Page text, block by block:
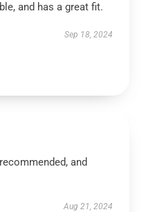
and has a great fit.
Sep 18, 2024
and
Aug 21, 2024